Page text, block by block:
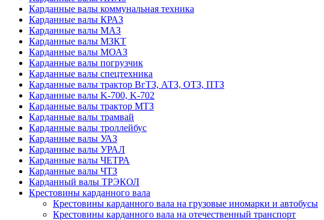
Карданные валы коммунальная техника
Карданные валы КРАЗ
Карданные валы МАЗ
Карданные валы МЗКТ
Карданные валы МОАЗ
Карданные валы погрузчик
Карданные валы спецтехника
Карданные валы трактор ВгТЗ, АТЗ, ОТЗ, ПТЗ
Карданные валы K-700, K-702
Карданные валы трактор МТЗ
Карданные валы трамвай
Карданные валы троллейбус
Карданные валы УАЗ
Карданные валы УРАЛ
Карданные валы ЧЕТРА
Карданные валы ЧТЗ
Карданный валы ТРЭКОЛ
Крестовины карданного вала
Крестовины карданного вала на грузовые иномарки и автобусы
Крестовины карданного вала на отечественный транспорт